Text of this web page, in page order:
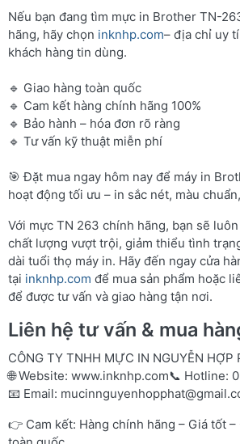
Nếu bạn đang tìm mực in Brother TN-
hãng, hãy chọn inknhp.com– địa chỉ uy
khách hàng tin dùng.
🔹 Giao hàng toàn quốc
🔹 Cam kết hàng chính hãng 100%
🔹 Bảo hành – hóa đơn rõ ràng
🔹 Tư vấn kỹ thuật miễn phí
🎯 Đặt mua ngay hôm nay để máy in
hoạt động tối ưu – in sắc nét, màu
Với mực TN 263 chính hãng, bạn sẽ
chất lượng vượt trội, giảm thiểu tình
dài tuổi thọ máy in. Hãy đến ngay cửa
tại inknhp.com để mua sản phẩm hoặc
để được tư vấn và giao hàng tận nơi.
Liên hệ tư vấn & mua
CÔNG TY TNHH MỰC IN NGUYỄN HỢP
🌐 Website: www.inknhp.com📞 Hotline:
📧 Email:
👉 Cam kết: Hàng chính hãng – Giá tốt –